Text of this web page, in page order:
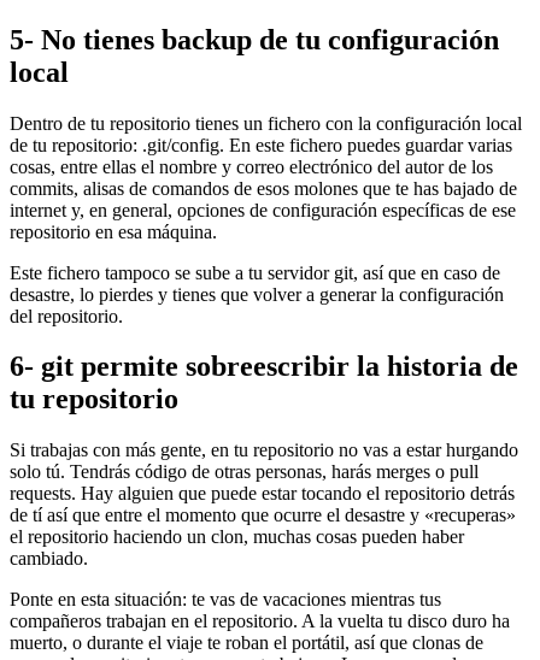
5- No tienes backup de tu configuración
local
Dentro de tu repositorio tienes un fichero con la configuración local
de tu repositorio: .git/config. En este fichero puedes guardar varias
cosas, entre ellas el nombre y correo electrónico del autor de los
commits, alisas de comandos de esos molones que te has bajado de
internet y, en general, opciones de configuración específicas de ese
repositorio en esa máquina.
Este fichero tampoco se sube a tu servidor git, así que en caso de
desastre, lo pierdes y tienes que volver a generar la configuración
del repositorio.
6- git permite sobreescribir la historia de
tu repositorio
Si trabajas con más gente, en tu repositorio no vas a estar hurgando
solo tú. Tendrás código de otras personas, harás merges o pull
requests. Hay alguien que puede estar tocando el repositorio detrás
de tí así que entre el momento que ocurre el desastre y «recuperas»
el repositorio haciendo un clon, muchas cosas pueden haber
cambiado.
Ponte en esta situación: te vas de vacaciones mientras tus
compañeros trabajan en el repositorio. A la vuelta tu disco duro ha
muerto, o durante el viaje te roban el portátil, así que clonas de